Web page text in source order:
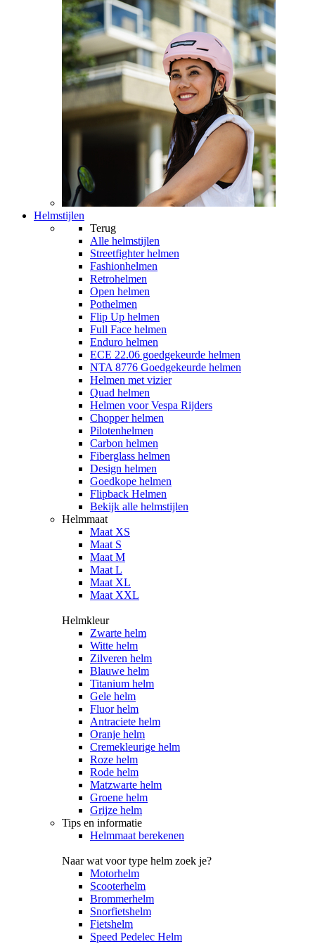
Helmstijlen
Terug
Alle helmstijlen
Streetfighter helmen
Fashionhelmen
Retrohelmen
Open helmen
Pothelmen
Flip Up helmen
Full Face helmen
Enduro helmen
ECE 22.06 goedgekeurde helmen
NTA 8776 Goedgekeurde helmen
Helmen met vizier
Quad helmen
Helmen voor Vespa Rijders
Chopper helmen
Pilotenhelmen
Carbon helmen
Fiberglass helmen
Design helmen
Goedkope helmen
Flipback Helmen
Bekijk alle helmstijlen
Helmmaat
Maat XS
Maat S
Maat M
Maat L
Maat XL
Maat XXL
Helmkleur
Zwarte helm
Witte helm
Zilveren helm
Blauwe helm
Titanium helm
Gele helm
Fluor helm
Antraciete helm
Oranje helm
Cremekleurige helm
Roze helm
Rode helm
Matzwarte helm
Groene helm
Grijze helm
Tips en informatie
Helmmaat berekenen
Naar wat voor type helm zoek je?
Motorhelm
Scooterhelm
Brommerhelm
Snorfietshelm
Fietshelm
Speed Pedelec Helm